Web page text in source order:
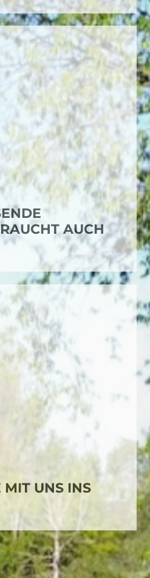
AUCH
UNS INS